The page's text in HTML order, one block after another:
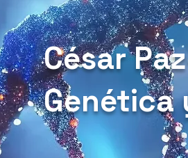
César
Genética